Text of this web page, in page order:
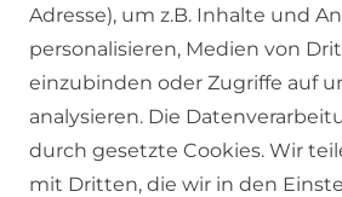
SERVICE
KONTAKT
Adresse), um z.B. Inhalte und
personalisieren, Medien von
einzubinden oder Zugriffe auf
analysieren. Die
durch gesetzte Cookies. Wir
mit Dritten, die wir in den